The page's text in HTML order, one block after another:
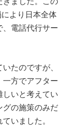
より日本全体
、電話代行サー
たのですが、
一方でアフター
しいと考えてい
グの施策のみだ
いました。